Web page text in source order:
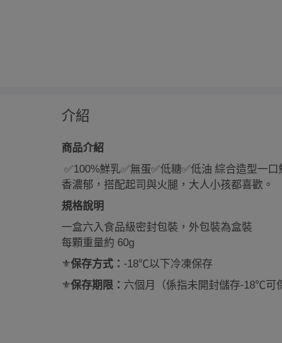
介紹
商品介紹
✅100%鮮乳✅無蛋✅低糖✅低油 綜合造型一
香濃郁，搭配起司與火腿，大人小孩都喜歡。
規格說明
一盒六入食品級密封包裝，外包裝為盒裝
每顆重量約 60g
⚜️保存方式： -18℃以下冷凍保存
⚜️保存期限： 六個月（係指未開封儲存-18℃可